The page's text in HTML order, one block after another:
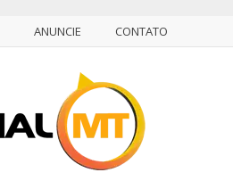
ANUNCIE
CONTATO
ANUNCIE
CUIABÁ, SÁBADO, 08 DE AGOSTO DE 2026